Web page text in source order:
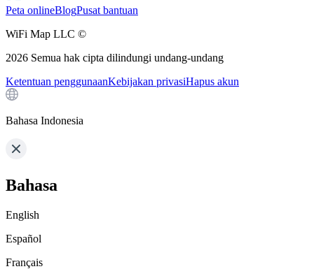
Peta onlineBlogPusat bantuan
WiFi Map LLC ©
2026 Semua hak cipta dilindungi undang-undang
Ketentuan penggunaanKebijakan privasiHapus akun
Bahasa Indonesia
Bahasa
English
Español
Français